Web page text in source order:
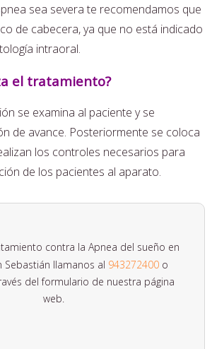
sea severa te recomendamos que
de cabecera, ya que no está indicado
intraoral.
el tratamiento?
se examina al paciente y se
de avance. Posteriormente se coloca
los controles necesarios para
de los pacientes al aparato.
contra la Apnea del sueño en
Sebastián llamanos al 943272400 o
del formulario de nuestra página
web.